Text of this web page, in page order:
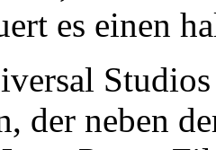
es einen
der neben